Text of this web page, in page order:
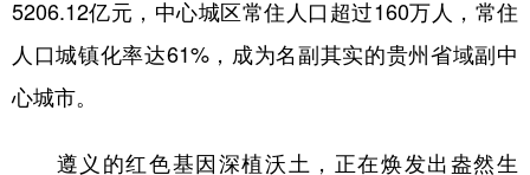
5206.12亿元，中心城区常住人口超过160万人，常住
人口城镇化率达61%，成为名副其实的贵州省域副中
心城市。
遵义的红色基因深植沃土，正在焕发出盎然生